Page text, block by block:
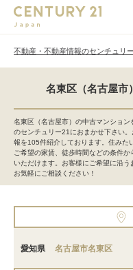
不動産・不動産情報のセンチュリ
名東区（名古屋市
名東区（名古屋市）の中古マンショ
のセンチュリー21におまかせ下さい
報を105件紹介しております。住みた
ご希望の家賃、徒歩時間などの条件
いただけます。お客様にご希望に沿う
お気軽にご相談ください！
愛知県 名古屋市名東区